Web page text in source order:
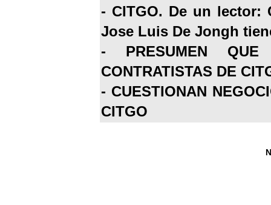
- CITGO. De un lector:
Jose Luis De Jongh
- PRESUMEN
CONTRATISTAS DE
- CUESTIONAN
CITGO